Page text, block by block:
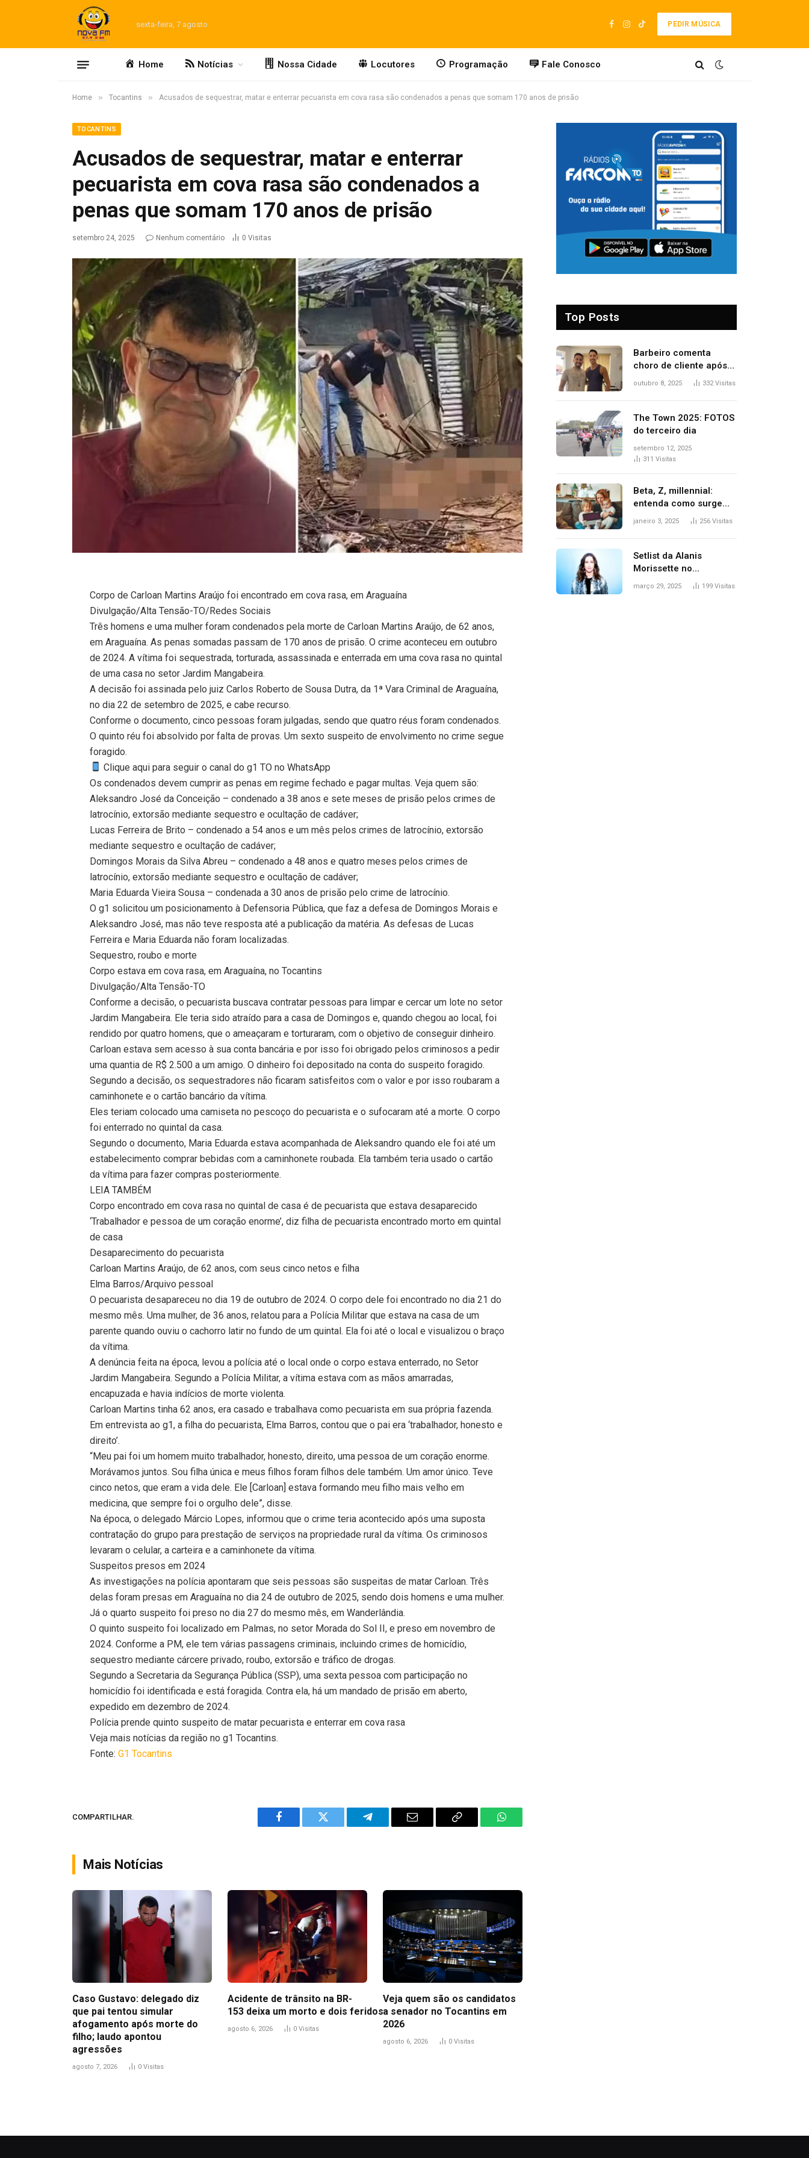
sexta-feira, 7 agosto
Facebook
Instagram
TikTok
PEDIR MÚSICA
Home Notícias Nossa Cidade Locutores Programação Fale Conosco
Home » Tocantins » Acusados de sequestrar, matar e enterrar pecuarista em cova rasa são condenados a penas que somam 170 anos de prisão
TOCANTINS
Acusados de sequestrar, matar e enterrar
pecuarista em cova rasa são condenados a
penas que somam 170 anos de prisão
setembro 24, 2025 Nenhum comentário 0 Visitas
Corpo de Carloan Martins Araújo foi encontrado em cova rasa, em Araguaína
Divulgação/Alta Tensão-TO/Redes Sociais
Três homens e uma mulher foram condenados pela morte de Carloan Martins Araújo, de 62 anos,
em Araguaína. As penas somadas passam de 170 anos de prisão. O crime aconteceu em outubro
de 2024. A vítima foi sequestrada, torturada, assassinada e enterrada em uma cova rasa no quintal
de uma casa no setor Jardim Mangabeira.
A decisão foi assinada pelo juiz Carlos Roberto de Sousa Dutra, da 1ª Vara Criminal de Araguaína,
no dia 22 de setembro de 2025, e cabe recurso.
Conforme o documento, cinco pessoas foram julgadas, sendo que quatro réus foram condenados.
O quinto réu foi absolvido por falta de provas. Um sexto suspeito de envolvimento no crime segue
foragido.
Clique aqui para seguir o canal do g1 TO no WhatsApp
Os condenados devem cumprir as penas em regime fechado e pagar multas. Veja quem são:
Aleksandro José da Conceição – condenado a 38 anos e sete meses de prisão pelos crimes de
latrocínio, extorsão mediante sequestro e ocultação de cadáver;
Lucas Ferreira de Brito – condenado a 54 anos e um mês pelos crimes de latrocínio, extorsão
mediante sequestro e ocultação de cadáver;
Domingos Morais da Silva Abreu – condenado a 48 anos e quatro meses pelos crimes de
latrocínio, extorsão mediante sequestro e ocultação de cadáver;
Maria Eduarda Vieira Sousa – condenada a 30 anos de prisão pelo crime de latrocínio.
O g1 solicitou um posicionamento à Defensoria Pública, que faz a defesa de Domingos Morais e
Aleksandro José, mas não teve resposta até a publicação da matéria. As defesas de Lucas
Ferreira e Maria Eduarda não foram localizadas.
Sequestro, roubo e morte
Corpo estava em cova rasa, em Araguaína, no Tocantins
Divulgação/Alta Tensão-TO
Conforme a decisão, o pecuarista buscava contratar pessoas para limpar e cercar um lote no setor
Jardim Mangabeira. Ele teria sido atraído para a casa de Domingos e, quando chegou ao local, foi
rendido por quatro homens, que o ameaçaram e torturaram, com o objetivo de conseguir dinheiro.
Carloan estava sem acesso à sua conta bancária e por isso foi obrigado pelos criminosos a pedir
uma quantia de R$ 2.500 a um amigo. O dinheiro foi depositado na conta do suspeito foragido.
Segundo a decisão, os sequestradores não ficaram satisfeitos com o valor e por isso roubaram a
caminhonete e o cartão bancário da vítima.
Eles teriam colocado uma camiseta no pescoço do pecuarista e o sufocaram até a morte. O corpo
foi enterrado no quintal da casa.
Segundo o documento, Maria Eduarda estava acompanhada de Aleksandro quando ele foi até um
estabelecimento comprar bebidas com a caminhonete roubada. Ela também teria usado o cartão
da vítima para fazer compras posteriormente.
LEIA TAMBÉM
Corpo encontrado em cova rasa no quintal de casa é de pecuarista que estava desaparecido
‘Trabalhador e pessoa de um coração enorme’, diz filha de pecuarista encontrado morto em quintal
de casa
Desaparecimento do pecuarista
Carloan Martins Araújo, de 62 anos, com seus cinco netos e filha
Elma Barros/Arquivo pessoal
O pecuarista desapareceu no dia 19 de outubro de 2024. O corpo dele foi encontrado no dia 21 do
mesmo mês. Uma mulher, de 36 anos, relatou para a Polícia Militar que estava na casa de um
parente quando ouviu o cachorro latir no fundo de um quintal. Ela foi até o local e visualizou o braço
da vítima.
A denúncia feita na época, levou a polícia até o local onde o corpo estava enterrado, no Setor
Jardim Mangabeira. Segundo a Polícia Militar, a vítima estava com as mãos amarradas,
encapuzada e havia indícios de morte violenta.
Carloan Martins tinha 62 anos, era casado e trabalhava como pecuarista em sua própria fazenda.
Em entrevista ao g1, a filha do pecuarista, Elma Barros, contou que o pai era ‘trabalhador, honesto e
direito’.
“Meu pai foi um homem muito trabalhador, honesto, direito, uma pessoa de um coração enorme.
Morávamos juntos. Sou filha única e meus filhos foram filhos dele também. Um amor único. Teve
cinco netos, que eram a vida dele. Ele [Carloan] estava formando meu filho mais velho em
medicina, que sempre foi o orgulho dele”, disse.
Na época, o delegado Márcio Lopes, informou que o crime teria acontecido após uma suposta
contratação do grupo para prestação de serviços na propriedade rural da vítima. Os criminosos
levaram o celular, a carteira e a caminhonete da vítima.
Suspeitos presos em 2024
As investigações na polícia apontaram que seis pessoas são suspeitas de matar Carloan. Três
delas foram presas em Araguaína no dia 24 de outubro de 2025, sendo dois homens e uma mulher.
Já o quarto suspeito foi preso no dia 27 do mesmo mês, em Wanderlândia.
O quinto suspeito foi localizado em Palmas, no setor Morada do Sol II, e preso em novembro de
2024. Conforme a PM, ele tem várias passagens criminais, incluindo crimes de homicídio,
sequestro mediante cárcere privado, roubo, extorsão e tráfico de drogas.
Segundo a Secretaria da Segurança Pública (SSP), uma sexta pessoa com participação no
homicídio foi identificada e está foragida. Contra ela, há um mandado de prisão em aberto,
expedido em dezembro de 2024.
Polícia prende quinto suspeito de matar pecuarista e enterrar em cova rasa
Veja mais notícias da região no g1 Tocantins.
Fonte:G1 Tocantins
COMPARTILHAR.
Facebook Twitter Telegram Email
Copy
WhatsApp
Mais Notícias
Caso Gustavo: delegado diz
que pai tentou simular
afogamento após morte do
filho; laudo apontou
agressões
agosto 7, 2026 0 Visitas
Acidente de trânsito na BR-
153 deixa um morto e dois feridos
agosto 6, 2026 0 Visitas
Veja quem são os candidatos
a senador no Tocantins em
2026
agosto 6, 2026 0 Visitas
Top Posts
Barbeiro comenta
choro de cliente após
despedida e explica
tantas pessoas’
outubro 8, 2025 332Visitas
The Town 2025: FOTOS
do terceiro dia
setembro 12, 2025
311 Visitas
Beta, Z, millennial:
entenda como surgem
as gerações
janeiro 3, 2025 256 Visitas
Setlist da Alanis
Morissette no
Lollapalooza: veja
março 29, 2025 199 Visitas